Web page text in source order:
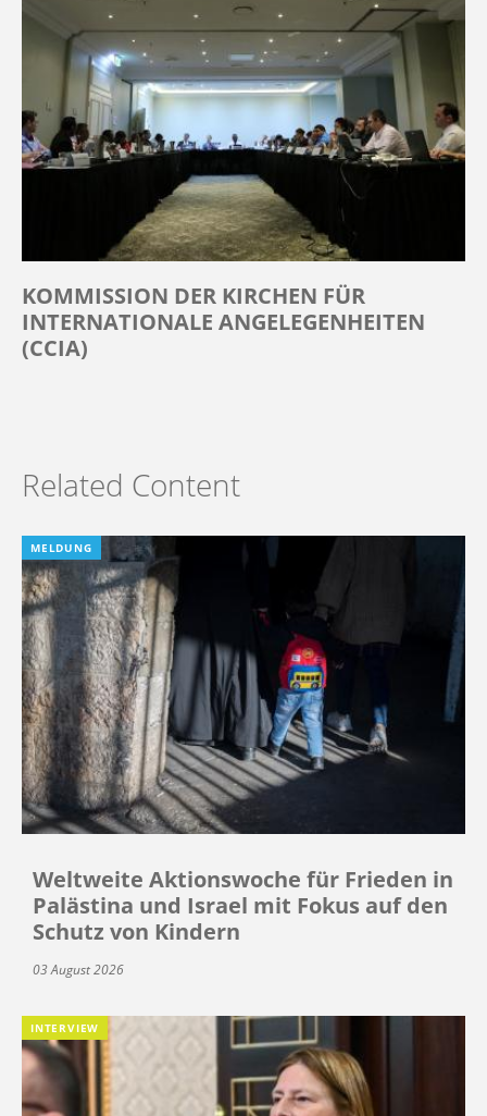
KOMMISSION DER KIRCHEN FÜR
INTERNATIONALE ANGELEGENHEITEN
(CCIA)
Related Content
MELDUNG
Weltweite Aktionswoche für Frieden in
Palästina und Israel mit Fokus auf den
Schutz von Kindern
03 August 2026
INTERVIEW